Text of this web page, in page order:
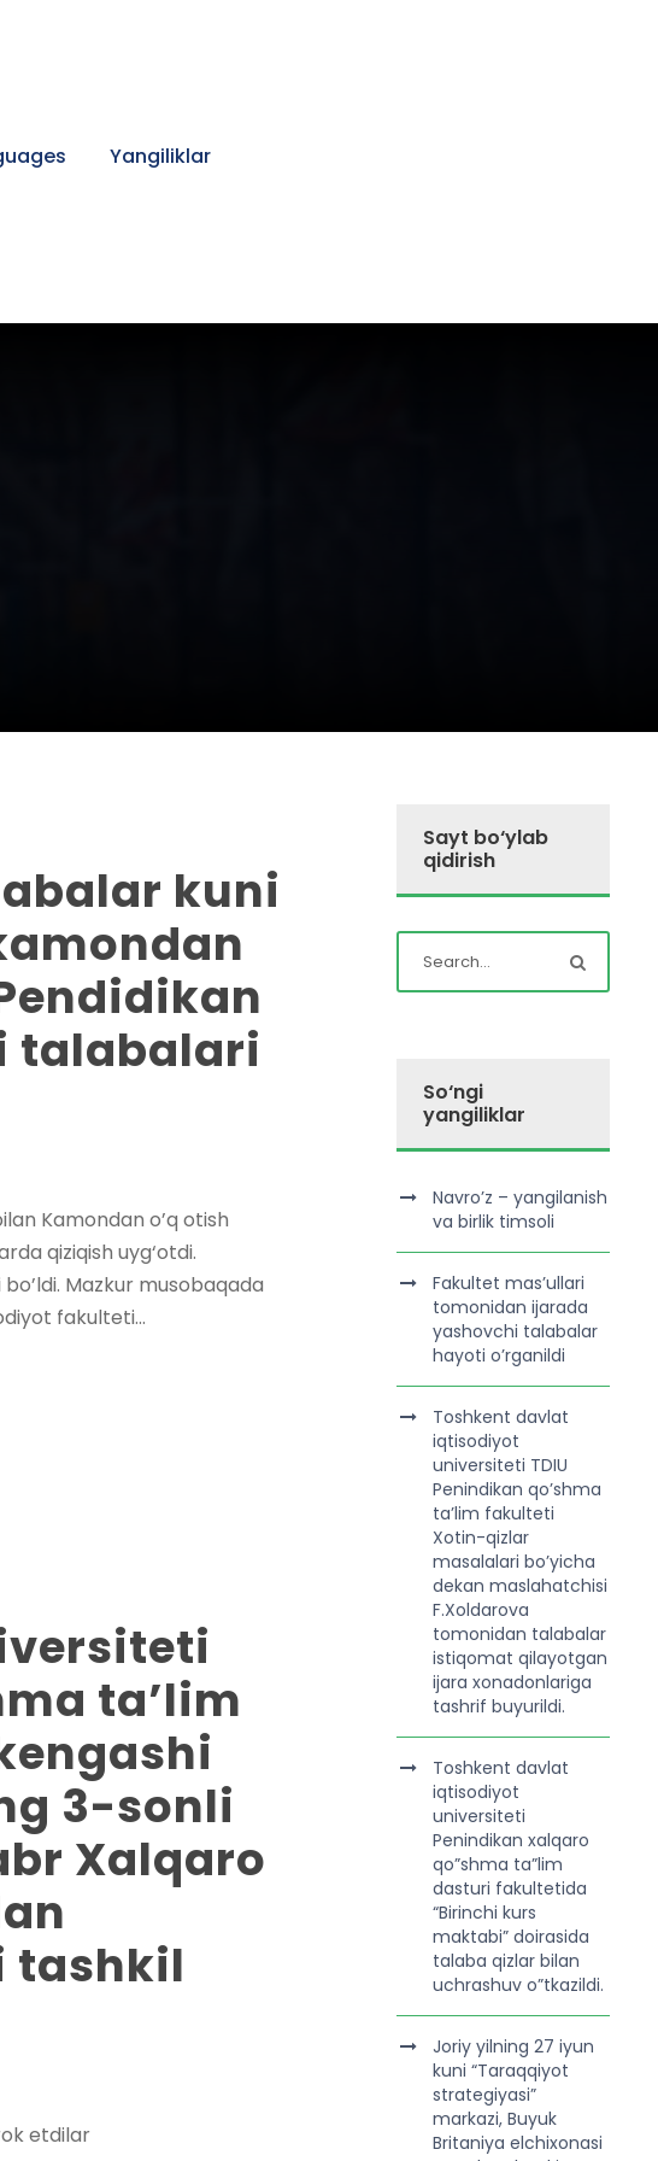
Yangiliklar
kuni
talabalari
Kamondan o’q otish
qiziqish uyg‘otdi.
Mazkur musobaqada
fakulteti...
ta’lim
3-sonli
Xalqaro
tashkil
etdilar
Sayt bo‘ylab
qidirish
So‘ngi
yangiliklar
Navro’z – yangilanish
va birlik timsoli
Fakultet mas’ullari
tomonidan ijarada
yashovchi talabalar
hayoti o’rganildi
Toshkent davlat
iqtisodiyot
universiteti TDIU
Penindikan qo’shma
ta’lim fakulteti
Xotin-qizlar
masalalari bo’yicha
dekan maslahatchisi
F.Xoldarova
tomonidan talabalar
istiqomat qilayotgan
ijara xonadonlariga
tashrif buyurildi.
Toshkent davlat
iqtisodiyot
universiteti
Penindikan xalqaro
qo”shma ta”lim
dasturi fakultetida
“Birinchi kurs
maktabi” doirasida
talaba qizlar bilan
uchrashuv o”tkazildi.
Joriy yilning 27 iyun
kuni “Taraqqiyot
strategiyasi”
markazi, Buyuk
Britaniya elchixonasi